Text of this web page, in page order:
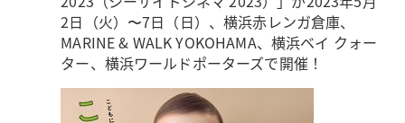
2日（火）〜7日（日）、横浜赤レンガ倉庫、
MARINE & WALK YOKOHAMA、横浜ベイ クォー
ター、横浜ワールドポーターズで開催！